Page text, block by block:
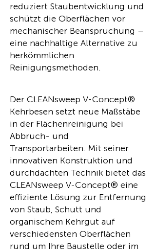
reduziert Staubentwicklung und
schützt die Oberflächen vor
mechanischer Beanspruchung –
eine nachhaltige Alternative zu
herkömmlichen
Reinigungsmethoden.
Der CLEANsweep V-Concept®
Kehrbesen setzt neue Maßstäbe
in der Flächenreinigung bei
Abbruch- und
Transportarbeiten. Mit seiner
innovativen Konstruktion und
durchdachten Technik bietet das
CLEANsweep V-Concept® eine
effiziente Lösung zur Entfernung
von Staub, Schutt und
organischem Kehrgut auf
verschiedensten Oberflächen
rund um Ihre Baustelle oder im